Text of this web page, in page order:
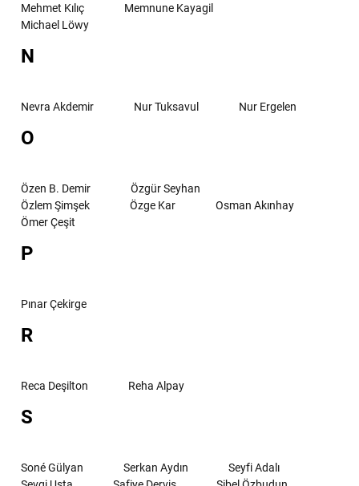
Mehmet Kılıç
Memnune Kayagil
Michael Löwy
N
Nevra Akdemir Nur Tuksavul Nur Ergelen
O
Özen B. Demir
Özgür Seyhan
Özlem Şimşek
Özge Kar
Osman Akınhay
Ömer Çeşit
P
Pınar Çekirge
R
Reca Deşilton Reha Alpay
S
Soné Gülyan Serkan Aydın
Seyfi Adalı